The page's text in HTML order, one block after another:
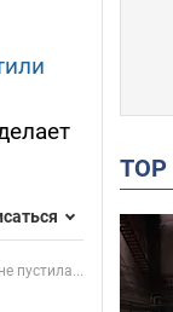
пустила...